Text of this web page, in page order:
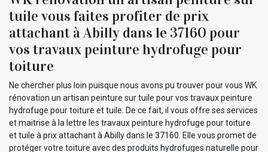
tuile vous faites profiter de prix
attachant à Abilly dans le 37160 pour
vos travaux peinture hydrofuge pour
toiture
Ne chercher plus loin puisque nous avons pu trouver pour vous WK
rénovation un artisan peinture sur tuile pour vos travaux peinture
hydrofuge pour toiture et tuile. De ce fait, il vous offre ses services
et maitrise à la lettre les travaux peinture hydrofuge pour toiture
et tuile à prix attachant à Abilly dans le 37160. Elle vous promet de
protéger votre toiture avec des produits hydrofuges naturelle pour